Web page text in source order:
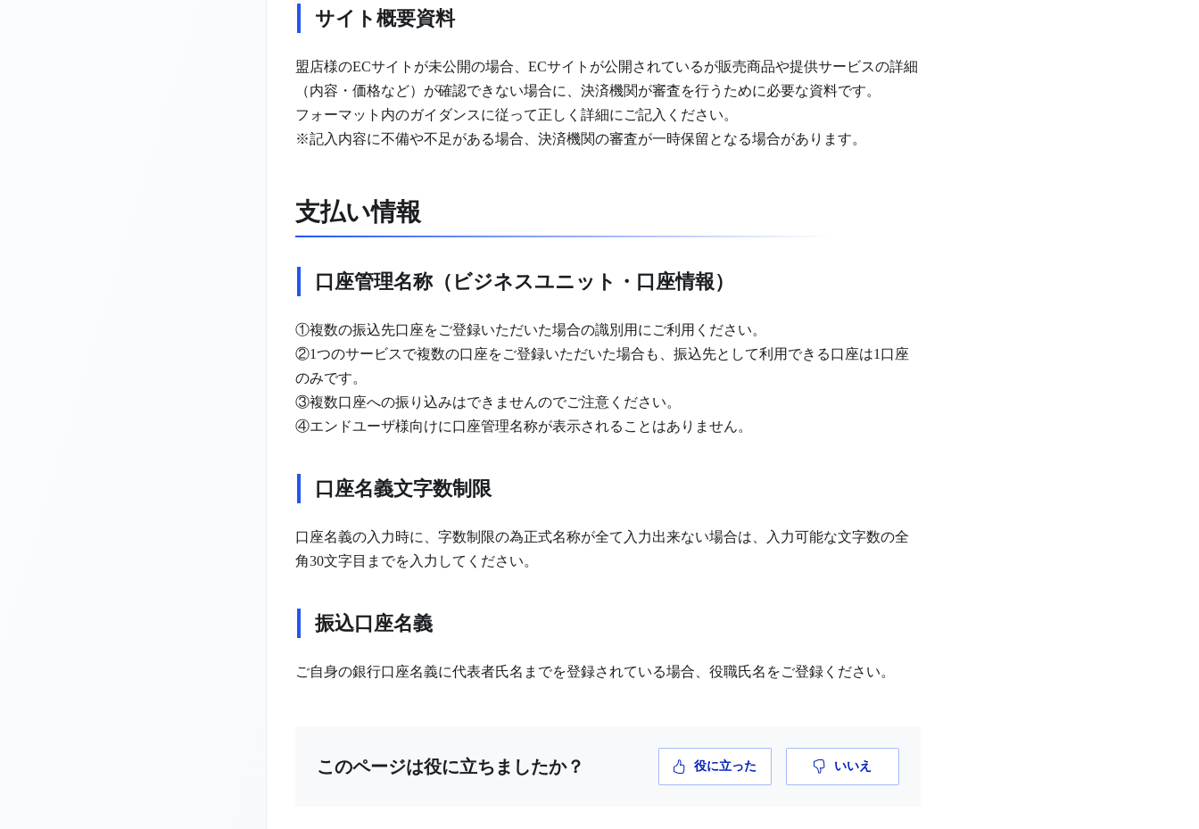
サイト概要資料
盟店様のECサイトが未公開の場合、ECサイトが公開されているが販売商品や提供サービスの詳細
（内容・価格など）が確認できない場合に、決済機関が審査を行うために必要な資料です。
フォーマット内のガイダンスに従って正しく詳細にご記入ください。
※記入内容に不備や不足がある場合、決済機関の審査が一時保留となる場合があります。
支払い情報
口座管理名称（ビジネスユニット・口座情報）
①複数の振込先口座をご登録いただいた場合の識別用にご利用ください。
②1つのサービスで複数の口座をご登録いただいた場合も、振込先として利用できる口座は1口座
のみです。
③複数口座への振り込みはできませんのでご注意ください。
④エンドユーザ様向けに口座管理名称が表示されることはありません。
口座名義文字数制限
口座名義の入力時に、字数制限の為正式名称が全て入力出来ない場合は、入力可能な文字数の全
角30文字目までを入力してください。
振込口座名義
ご自身の銀行口座名義に代表者氏名までを登録されている場合、役職氏名をご登録ください。
このページは役に立ちましたか？ 役に立った いいえ